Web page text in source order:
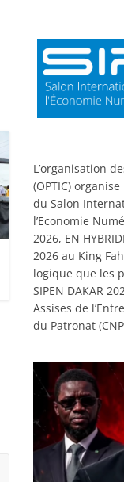
L’organisation
(OPTIC)
du Salon
l’Economie
2026, EN
2026 au King
logique que les
SIPEN DAKAR
Assises de
du Patronat